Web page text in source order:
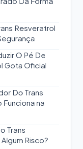
Resveratrol
O Pé De
Gota Oficial
Do Trans
na
Trans
Risco?